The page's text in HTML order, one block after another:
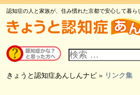
認知症の人と家族が、住み慣れた京都で安心して暮ら
イ
ト
検
索
きょうと認知症あんしんナビ » リンク集